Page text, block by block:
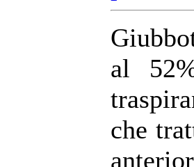
al
che